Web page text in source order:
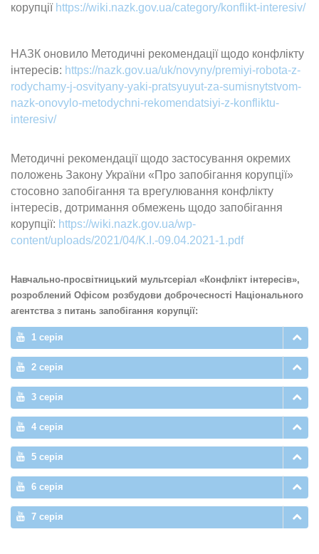
корупції https://wiki.nazk.gov.ua/category/konflikt-interesiv/
НАЗК оновило Методичні рекомендації щодо конфлікту
інтересів: https://nazk.gov.ua/uk/novyny/premiyi-robota-z-
rodychamy-j-osvityany-yaki-pratsyuyut-za-sumisnytstvom-
nazk-onovylo-metodychni-rekomendatsiyi-z-konfliktu-
interesiv/
Методичні рекомендації щодо застосування окремих
положень Закону України «Про запобігання корупції»
стосовно запобігання та врегулювання конфлікту
інтересів, дотримання обмежень щодо запобігання
корупції: https://wiki.nazk.gov.ua/wp-
content/uploads/2021/04/K.I.-09.04.2021-1.pdf
Навчально-просвітницький мультсеріал «Конфлікт інтересів»,
розроблений Офісом розбудови доброчесності Національного
агентства з питань запобігання корупції:
1 серія
2 серія
3 серія
4 серія
5 серія
6 серія
7 серія